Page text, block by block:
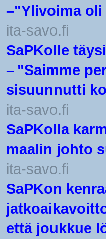
–"Ylivoima
ita-savo.fi
SaPKolle
– "Saimme
sisuunnutti
ita-savo.fi
SaPKolla
maalin johto
ita-savo.fi
SaPKon
että joukkue